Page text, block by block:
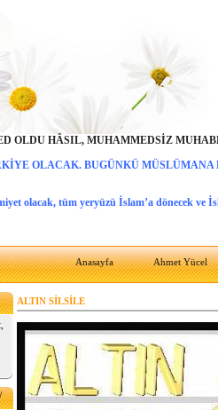
OLDU HÂSIL, MUHAMMEDSİZ
OLACAK. BUGÜNKÜ
olacak, tüm yeryüzü İslam’a dönecek ve
Anasayfa Ahmet Yücel
ALTIN SİLSİLE